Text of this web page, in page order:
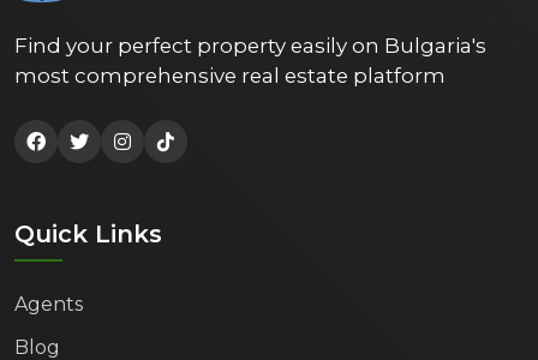
Find your perfect property easily on Bulgaria's
most comprehensive real estate platform
Quick Links
Agents
Blog